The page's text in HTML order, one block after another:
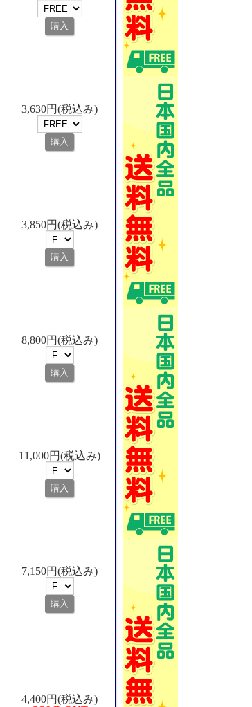
3,630円(税込み)
3,850円(税込み)
8,800円(税込み)
11,000円(税込み)
7,150円(税込み)
4,400円(税込み)